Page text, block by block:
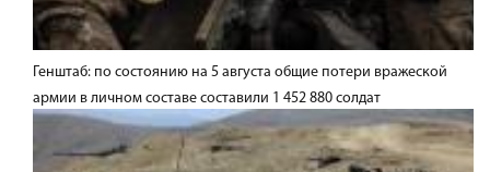
Генштаб: по состоянию на 5 августа общие потери вражеской
армии в личном составе составили 1 452 880 солдат